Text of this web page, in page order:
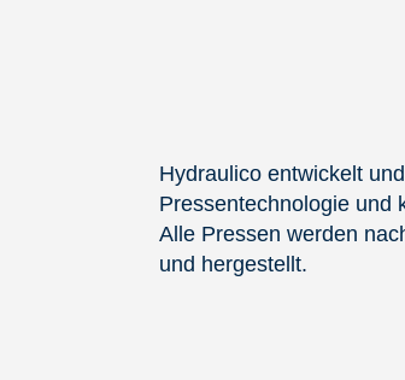
Hydraulico entwickelt
Pressentechnologie und
Alle Pressen werden
und hergestellt.